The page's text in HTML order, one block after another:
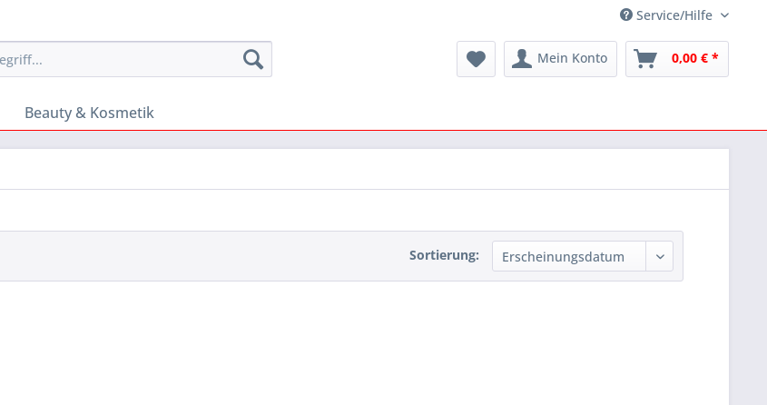
Service/Hilfe
Mein Konto 0,00 € *
Beauty & Kosmetik
Sortierung: